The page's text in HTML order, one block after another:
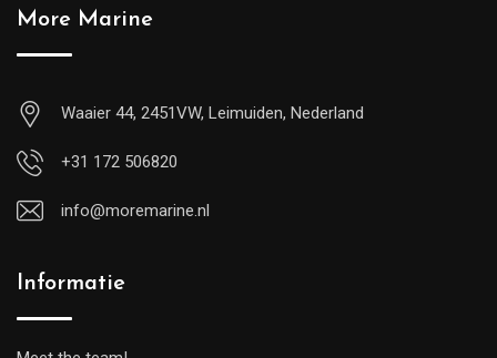
More Marine
Waaier 44, 2451VW, Leimuiden, Nederland
+31 172 506820
info@moremarine.nl
Informatie